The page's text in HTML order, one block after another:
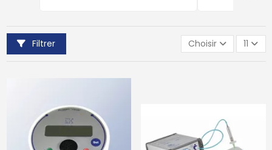
Filtrer Choisir 11